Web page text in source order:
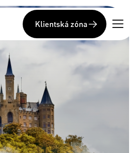
Klientská zóna